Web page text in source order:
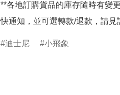
**各地訂購貨品的庫存隨時有變
快通知，並可選轉款/退款，請見
迪士尼 小飛象